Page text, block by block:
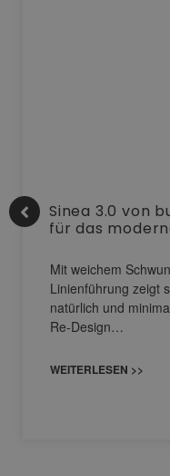
Sinea 3.0 von
für das
Mit weichem
Linienführung zeigt
natürlich und
Re-Design…
WEITERLESEN >>